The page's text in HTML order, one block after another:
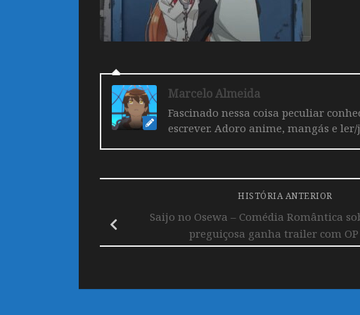
Marcelo Almeida
Fascinado nessa coisa peculiar
escrever. Adoro anime, mangás e
HISTÓRIA ANTERIOR
Saijo no Osewa – Comédia Romântica
preguiçosa ganha trailer com OP